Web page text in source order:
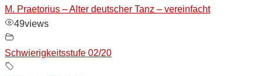
M. Praetorius – Alter deutscher Tanz – vereinfacht
49views
Schwierigkeitsstufe 02/20